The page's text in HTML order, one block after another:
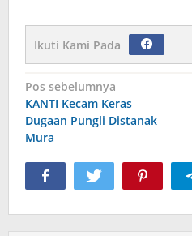
Ikuti Kami Pada
Navigasi
pos
Pos sebelumnya
KANTI Kecam Keras
Dugaan Pungli Distanak
Mura